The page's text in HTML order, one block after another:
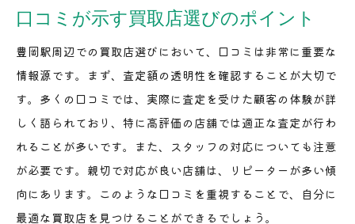
口コミが示す買取店選びのポイント
豊岡駅周辺での買取店選びにおいて、口コミは非常に重要な
情報源です。まず、査定額の透明性を確認することが大切で
す。多くの口コミでは、実際に査定を受けた顧客の体験が詳
しく語られており、特に高評価の店舗では適正な査定が行わ
れることが多いです。また、スタッフの対応についても注意
が必要です。親切で対応が良い店舗は、リピーターが多い傾
向にあります。このような口コミを重視することで、自分に
最適な買取店を見つけることができるでしょう。